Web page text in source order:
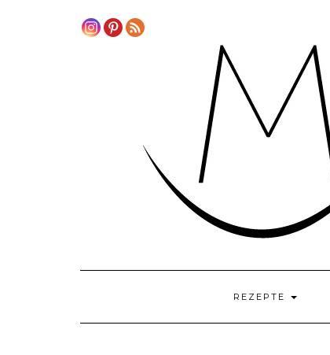
REZEPTE